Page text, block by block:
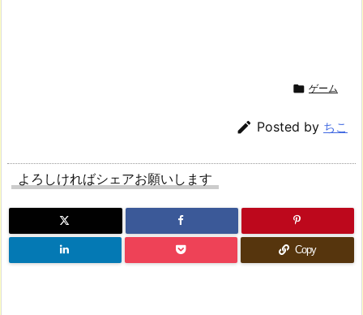
 ゲーム
 Posted by ちこ
よろしければシェアお願いします
Copy